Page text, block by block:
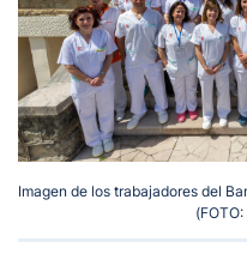
Imagen de los trabajadores del